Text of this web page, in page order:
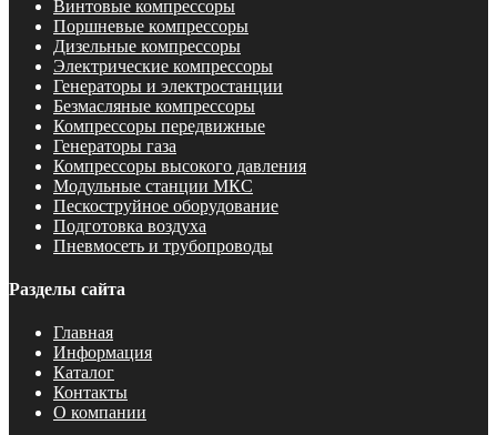
Винтовые компрессоры
Поршневые компрессоры
Дизельные компрессоры
Электрические компрессоры
Генераторы и электростанции
Безмасляные компрессоры
Компрессоры передвижные
Генераторы газа
Компрессоры высокого давления
Модульные станции МКС
Пескоструйное оборудование
Подготовка воздуха
Пневмосеть и трубопроводы
Разделы сайта
Главная
Информация
Каталог
Контакты
О компании